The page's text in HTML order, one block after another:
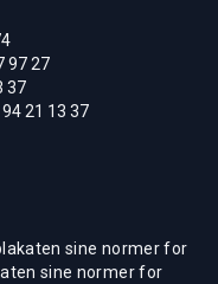
97 27
37
21 13 37
sine normer for
sine normer for